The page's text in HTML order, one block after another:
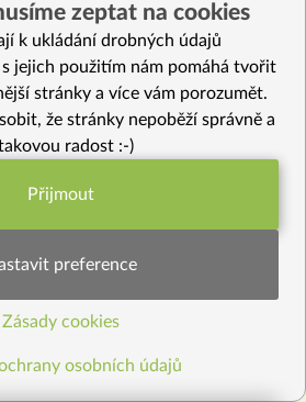
zeptat na cookies
k ukládání drobných údajů
s jejich použitím nám pomáhá tvořit
stránky a více vám porozumět.
že stránky nepoběží správně a
radost :-)
potřebujeme (vždy
obsah
Přijmout
preference
Zásady cookies
osobních údajů